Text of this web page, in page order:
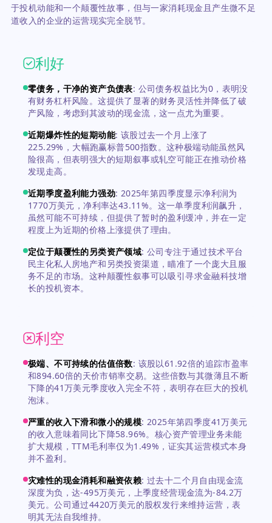
于投机动能和一个颠覆性故事，但与一家消耗现金且产生微不足
道收入的企业的运营现实完全脱节。
利好
零债务，干净的资产负债表: 公司债务权益比为0，表明没
有财务杠杆风险。这提供了显著的财务灵活性并降低了破
产风险，考虑到其波动的现金流，这一点尤为重要。
近期爆炸性的短期动能: 该股过去一个月上涨了
225.29%，大幅跑赢标普500指数。这种极端动能虽然风
险很高，但表明强大的短期叙事或轧空可能正在推动价格
发现走高。
近期季度盈利能力强劲: 2025年第四季度显示净利润为
1770万美元，净利率达43.11%。这一单季度利润飙升，
虽然可能不可持续，但提供了暂时的盈利缓冲，并在一定
程度上为近期的价格上涨提供了理由。
定位于颠覆性的另类资产领域:公司专注于通过技术平台
民主化私人房地产和另类投资渠道，瞄准了一个庞大且服
务不足的市场。这种颠覆性叙事可以吸引寻求金融科技增
长的投机资本。
利空
极端、不可持续的估值倍数: 该股以61.92倍的追踪市盈率
和894.60倍的天价市销率交易。这些倍数与其微薄且不断
下降的41万美元季度收入完全不符，表明存在巨大的投机
泡沫。
严重的收入下滑和微小的规模:2025年第四季度41万美元
的收入意味着同比下降58.96%。核心资产管理业务未能
扩大规模，TTM毛利率仅为1.49%，证实其运营模式本身
并不盈利。
灾难性的现金消耗和融资依赖:过去十二个月自由现金流
深度为负，达-495万美元，上季度经营现金流为-84.2万
美元。公司通过4420万美元的股权发行来维持运营，表
明其无法自我维持。